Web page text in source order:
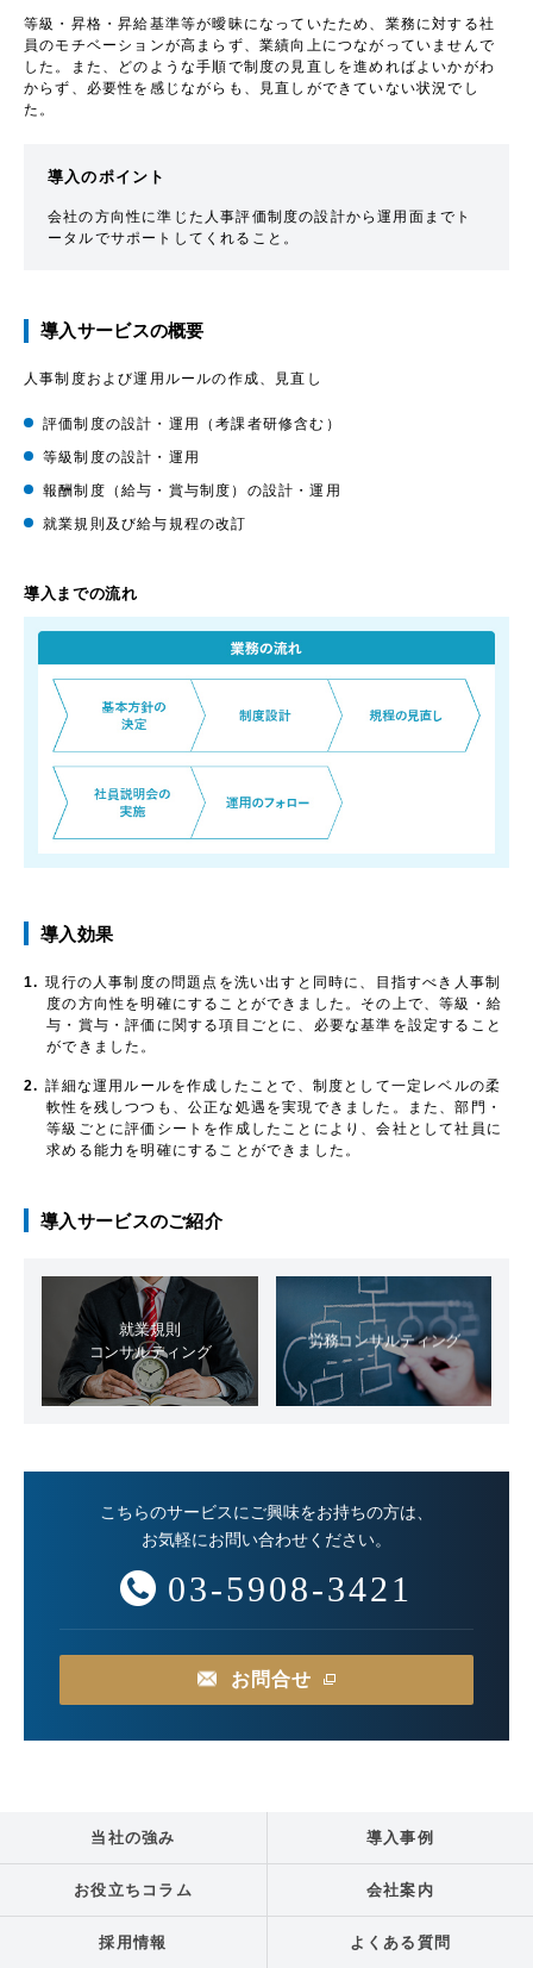
等級・昇格・昇給基準等が曖昧になっていたため、業務に対する社
員のモチベーションが高まらず、業績向上につながっていませんで
した。また、どのような手順で制度の見直しを進めればよいかがわ
からず、必要性を感じながらも、見直しができていない状況でし
た。
導入のポイント
会社の方向性に準じた人事評価制度の設計から運用面までト
ータルでサポートしてくれること。
導入サービスの概要
人事制度および運用ルールの作成、見直し
評価制度の設計・運用（考課者研修含む）
等級制度の設計・運用
報酬制度（給与・賞与制度）の設計・運用
就業規則及び給与規程の改訂
導入までの流れ
導入効果
1. 現行の人事制度の問題点を洗い出すと同時に、目指すべき人事制
度の方向性を明確にすることができました。その上で、等級・給
与・賞与・評価に関する項目ごとに、必要な基準を設定すること
ができました。
2. 詳細な運用ルールを作成したことで、制度として一定レベルの柔
軟性を残しつつも、公正な処遇を実現できました。また、部門・
等級ごとに評価シートを作成したことにより、会社として社員に
求める能力を明確にすることができました。
導入サービスのご紹介
就業規則
コンサルティング
労務コンサルティング
こちらのサービスにご興味をお持ちの方は、
お気軽にお問い合わせください。
03-5908-3421
お問合せ
当社の強み 導入事例
お役立ちコラム 会社案内
採用情報 よくある質問